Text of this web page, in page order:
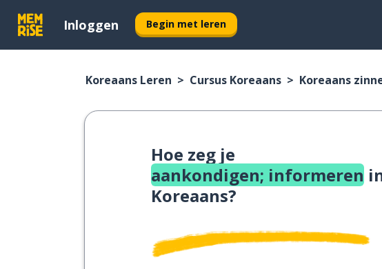
Inloggen Begin met leren
Koreaans Leren Cursus Koreaans Koreaans
Hoe zeg je
aankondigen; informeren
Koreaans?